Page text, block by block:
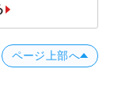
ページ上部へ